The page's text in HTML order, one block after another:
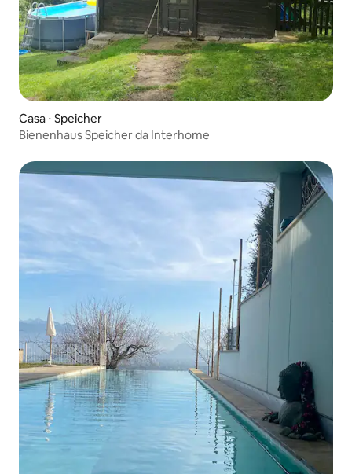
Casa ⋅ Speicher
Bienenhaus Speicher da Interhome